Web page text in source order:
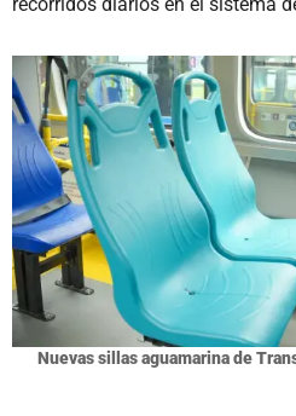
Nuevas sillas aguamarina de